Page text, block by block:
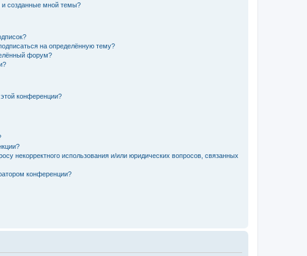
и созданные мной темы?
на определённую тему?
форум?
конференции?
некорректного использования и/или юридических вопросов, связанных
конференции?